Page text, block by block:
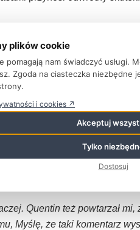
w dialog z osobą, której na
milczenie jest złotem, często
ludzi, którzy nie mają
w reżyserii Quentina
media w recenzjach
uwagę, że sukcesem było dla
znanymi na świecie
Quentin też powtarzał mi,
Myślę, że taki komentarz
plików cookie
pomagają nam świadczyć usługi.
Zgoda na ciasteczka niezbędne
i cookies ↗
Akceptuj
Tylko
Dostosuj